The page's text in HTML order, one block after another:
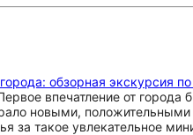
обзорная экскурсия
впечатление от города
новыми,
за такое увлекательное